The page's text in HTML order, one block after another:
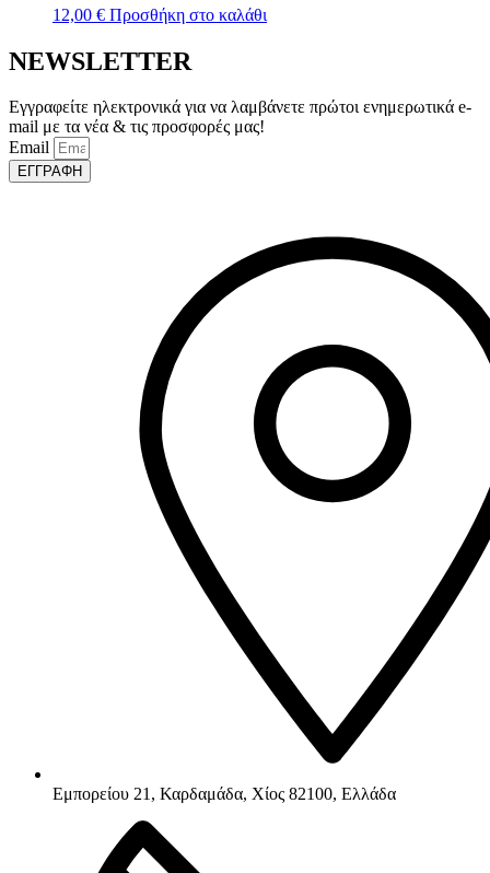
12,00 € Προσθήκη στο καλάθι
NEWSLETTER
Εγγραφείτε ηλεκτρονικά για να λαμβάνετε πρώτοι ενημερωτικά e-
mail με τα νέα & τις προσφορές μας!
Email
ΕΓΓΡΑΦΗ
Εμπορείου 21, Καρδαμάδα, Χίος 82100, Ελλάδα